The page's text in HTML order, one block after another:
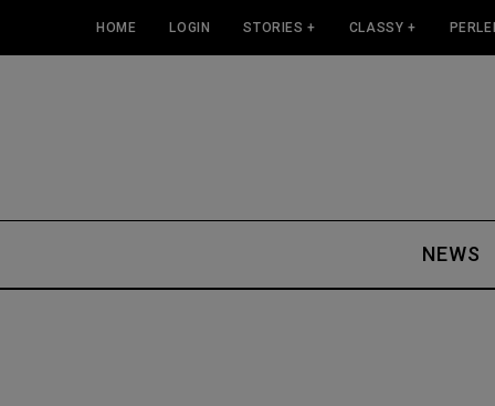
HOME LOGIN STORIES + CLASSY +
NEWS